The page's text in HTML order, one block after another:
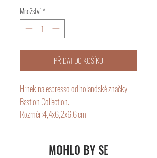
Množství*
PŘIDAT DO KOŠÍKU
Hrnek na espresso od holandské značky
Bastion Collection.
Rozměr:4,4x6,2x6,6 cm
Tyto hrnky jsou vhodné do myčky a
MOHLO BY SE